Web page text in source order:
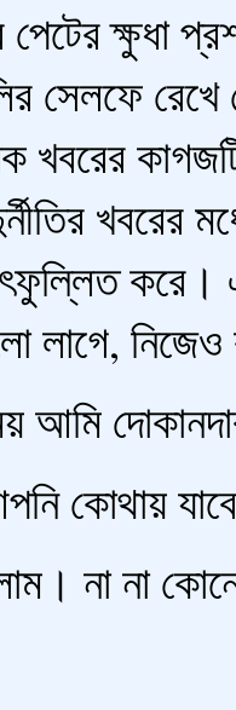
ক্ষুধা
সেলফে
খবরের
করে।
লাগে,
আমি
কোথায়
না না